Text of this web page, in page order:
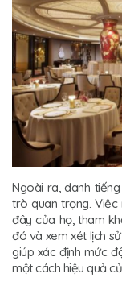
Ngoài ra, danh
trò quan trọng.
đây của họ, tham
đó và xem xét lịch
giúp xác định mức
một cách hiệu quả